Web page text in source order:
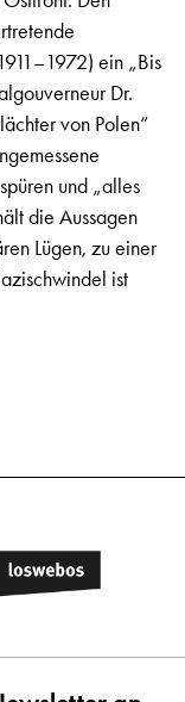
ein „Bis
Dr.
von Polen“
und „alles
die Aussagen
Lügen, zu einer
ist